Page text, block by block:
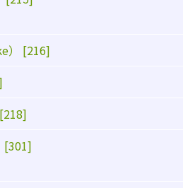
） [216]
[301]